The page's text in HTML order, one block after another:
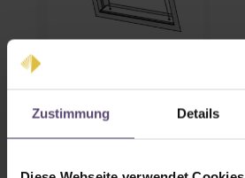
Zustimmung Details
Schienenfarben